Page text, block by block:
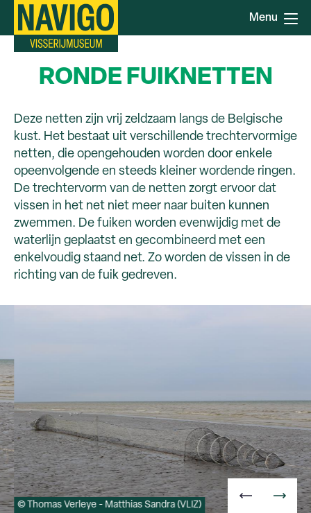
Overslaan
Menu
RONDE FUIKNETTEN
Deze netten zijn vrij zeldzaam langs de Belgische
kust. Het bestaat uit verschillende trechtervormige
netten, die opengehouden worden door enkele
opeenvolgende en steeds kleiner wordende ringen.
De trechtervorm van de netten zorgt ervoor dat
vissen in het net niet meer naar buiten kunnen
zwemmen. De fuiken worden evenwijdig met de
waterlijn geplaatst en gecombineerd met een
enkelvoudig staand net. Zo worden de vissen in de
richting van de fuik gedreven.
© Thomas Verleye - Matthias Sandra (VLIZ)